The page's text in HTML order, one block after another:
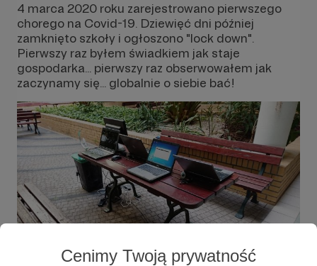
Cenimy Twoją prywatność
4 marca 2020 roku zarejestrowano pierwszego
chorego na Covid-19. Dziewięć dni później
zamknięto szkoły i ogłoszono "lock down".
Pierwszy raz byłem świadkiem jak staje
gospodarka... pierwszy raz obserwowałem jak
zaczynamy się... globalnie o siebie bać!